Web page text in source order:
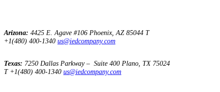
Arizona: 4425 E. Agave #106 Phoenix, AZ 85044 T
+1(480) 400-1340 us@iedcompany.com
Texas: 7250 Dallas Parkway – Suite 400 Plano, TX 75024
T +1(480) 400-1340 us@iedcompany.com